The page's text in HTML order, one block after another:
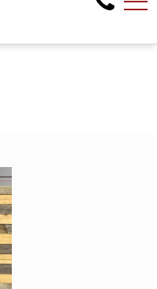
demande de Financement
QC, CA J0N 1G2
EN
1.2 MX
+
HR +